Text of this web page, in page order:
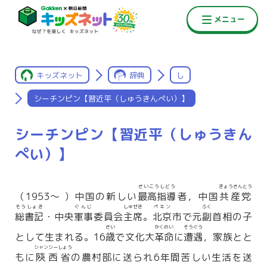
キッズネット 辞典 し
シーチンピン【習近平（しゅうきんぺい）】
シーチンピン【習近平（しゅうきん
ぺい）】
（1953〜 ）中国の新しい最高指導
さいこうしどう
者，中国共産党
きょうさんとう
総書記
そうしょき
・中央軍事
ぐんじ
委員会主席
しゅせき
。 北京
ペキン
市で元副
ふく
首相の子
として生まれる。16歳
さい
で文化大革命
かくめい
に遭遇
そうぐう
，家族とと
もに 陝西省
シャンシーしょう
の農村部に送られ6年間苦しい生活を送